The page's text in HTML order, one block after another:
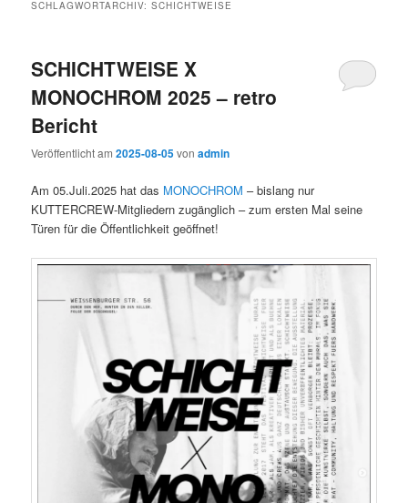
SCHLAGWORTARCHIV:SCHICHTWEISE
SCHICHTWEISE X
MONOCHROM 2025 – retro
Bericht
Veröffentlicht am2025-08-05vonadmin
Am 05.Juli.2025 hat das MONOCHROM – bislang nur
KUTTERCREW-Mitgliedern zugänglich – zum ersten Mal seine
Türen für die Öffentlichkeit geöffnet!